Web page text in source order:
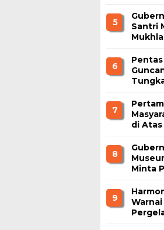
5
Santri
6
7
di Atas
8
Minta
9